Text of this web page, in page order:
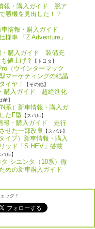
報・購入ガイド 脱ア
勝機を見出した！？
車情報・購入ガイド
様車 「Z Adventure」
・購入ガイド 装備充
値上げ？
【トヨタ】
（ウインターマック
マーケティングの結晶
イヤ！
【その他】
購入ガイド 超絶進化
産】
系）新車情報・購入ガ
たF型 【スバル】
報・購入ガイド 走行
せた一部改良
【スバル】
イプ）新車情報・購入
ッド「S:HEV」搭載
バル】
シエンタ（10系）徹
めの新車購入ガイド
ック！